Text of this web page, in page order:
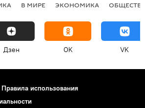
В МИРЕ ЭКОНОМИКА
Дзен OK VK
Правила использования